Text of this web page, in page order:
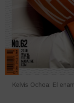
Kelvis Ochoa: El